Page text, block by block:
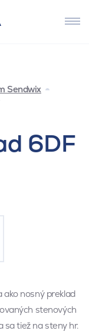
Sendwix
6DF
ako nosný preklad
stenových
sa tiež na steny hr.